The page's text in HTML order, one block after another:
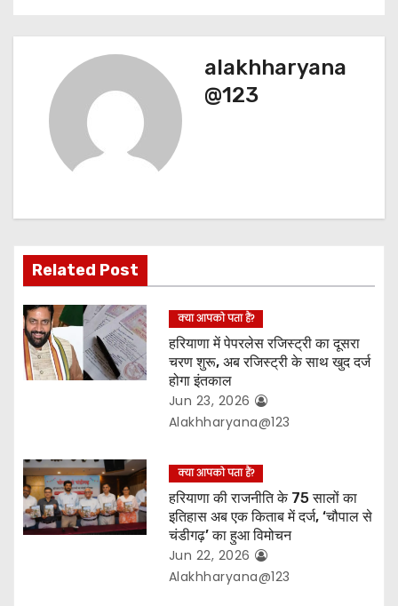
n
a
t
i
o
n
alakhharyana
@123
Related Post
क्या आपको पता हैं?
हरियाणा में पेपरलेस रजिस्ट्री का दूसरा
चरण शुरू, अब रजिस्ट्री के साथ खुद दर्ज
होगा इंतकाल
Jun 23, 2026
Alakhharyana@123
क्या आपको पता हैं?
हरियाणा की राजनीति के 75 सालों का
इतिहास अब एक किताब में दर्ज, ‘चौपाल से
चंडीगढ़’ का हुआ विमोचन
Jun 22, 2026
Alakhharyana@123